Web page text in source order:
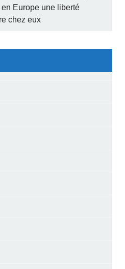
Europe une liberté
chez eux